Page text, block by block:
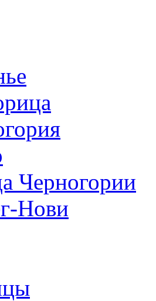
Черногории
Нови